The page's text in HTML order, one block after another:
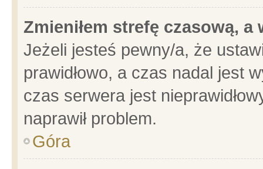
Zmieniłem strefę czasową,
Jeżeli jesteś pewny/a, że
prawidłowo, a czas nadal jest
czas serwera jest
naprawił problem.
Góra